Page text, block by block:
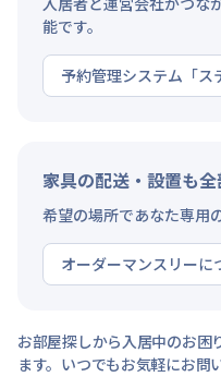
能です。
予約管理システム「ス
家具の配送・設置も
希望の場所であなた専用
オーダーマンスリーに
お部屋探しから入居中のお困
ます。いつでもお気軽にお問